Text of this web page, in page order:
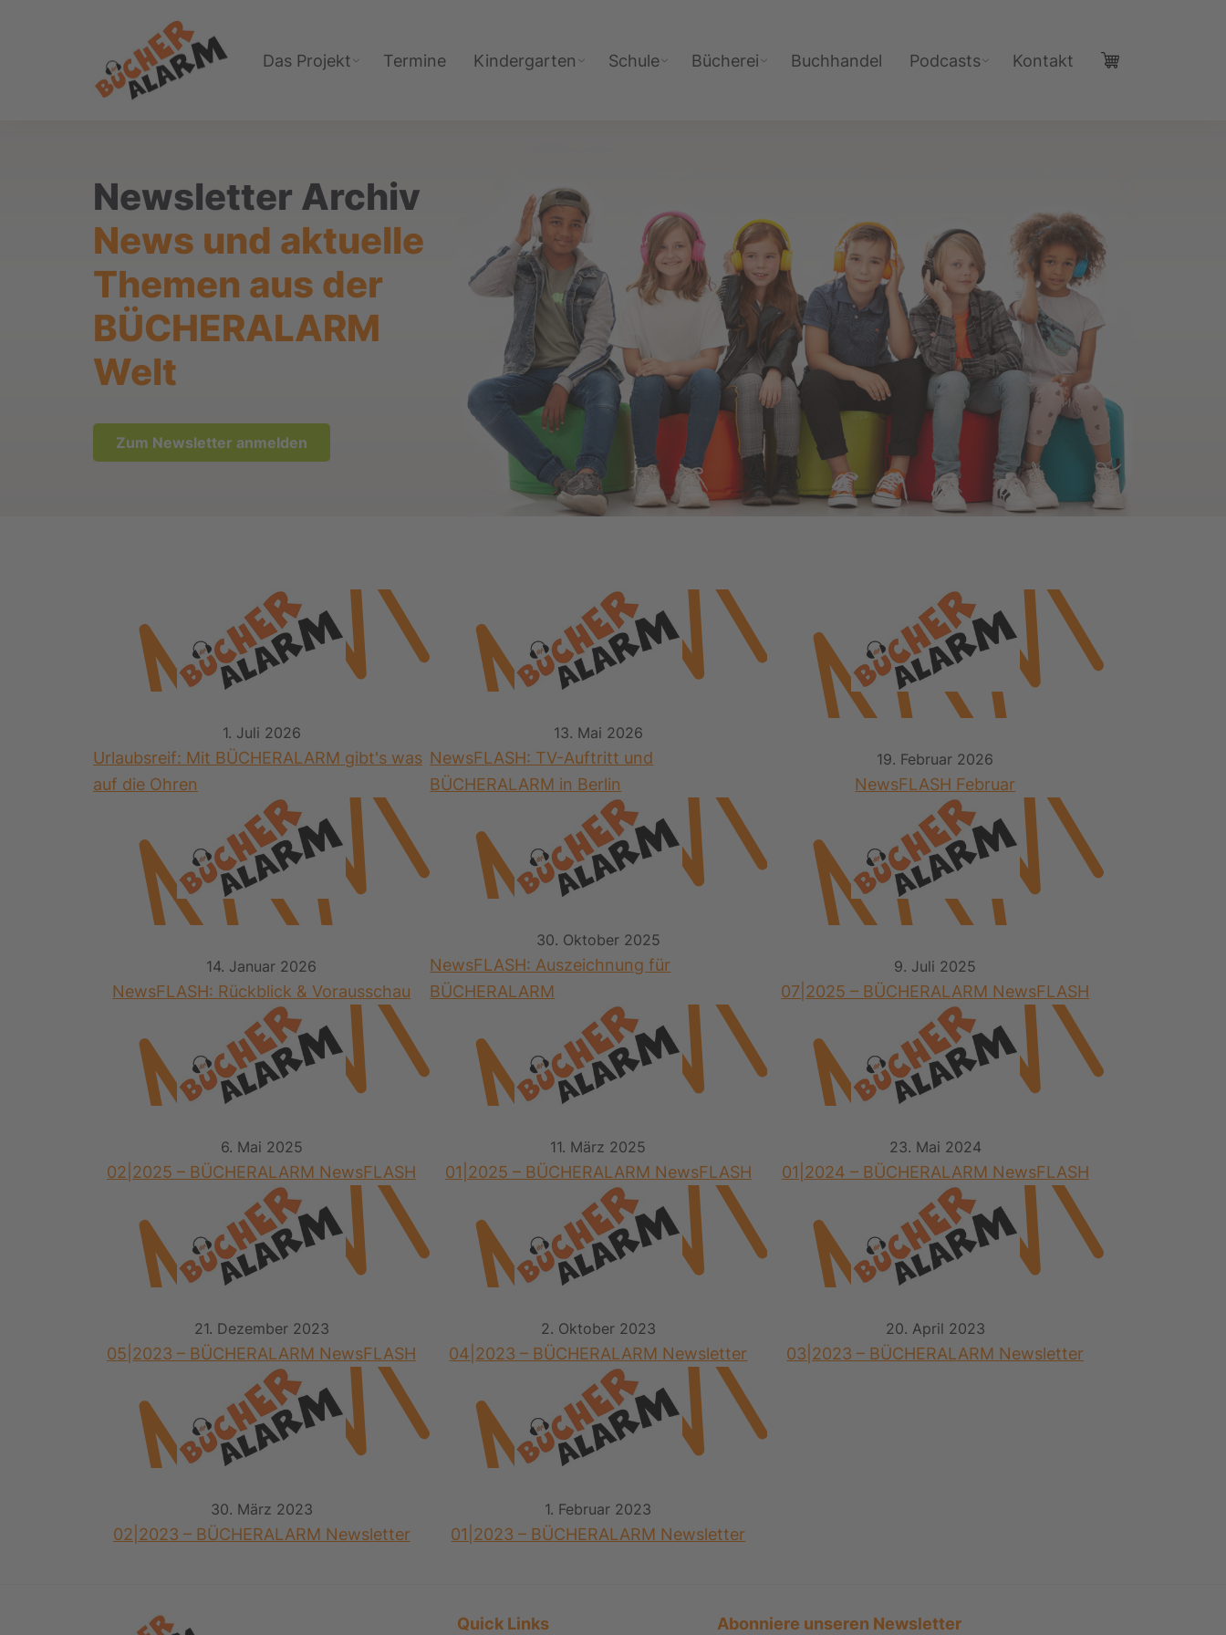
Das Projekt Termine Kindergarten Schule Bücherei Buchhandel Podcasts Kontakt
Newsletter Archiv
News und aktuelle
Themen aus der
BÜCHERALARM
Welt
Zum Newsletter anmelden
1. Juli 2026
Urlaubsreif: Mit BÜCHERALARM gibt's was
auf die Ohren
13. Mai 2026
NewsFLASH: TV-Auftritt und
BÜCHERALARM in Berlin
19. Februar 2026
NewsFLASH Februar
14. Januar 2026
NewsFLASH: Rückblick & Vorausschau
30. Oktober 2025
NewsFLASH: Auszeichnung für
BÜCHERALARM
9. Juli 2025
07|2025 – BÜCHERALARM NewsFLASH
6. Mai 2025
02|2025 – BÜCHERALARM NewsFLASH
11. März 2025
01|2025 – BÜCHERALARM NewsFLASH
23. Mai 2024
01|2024 – BÜCHERALARM NewsFLASH
21. Dezember 2023
05|2023 – BÜCHERALARM NewsFLASH
2. Oktober 2023
04|2023 – BÜCHERALARM Newsletter
20. April 2023
03|2023 – BÜCHERALARM Newsletter
30. März 2023
02|2023 – BÜCHERALARM Newsletter
1. Februar 2023
01|2023 – BÜCHERALARM Newsletter
Quick Links Abonniere unseren Newsletter